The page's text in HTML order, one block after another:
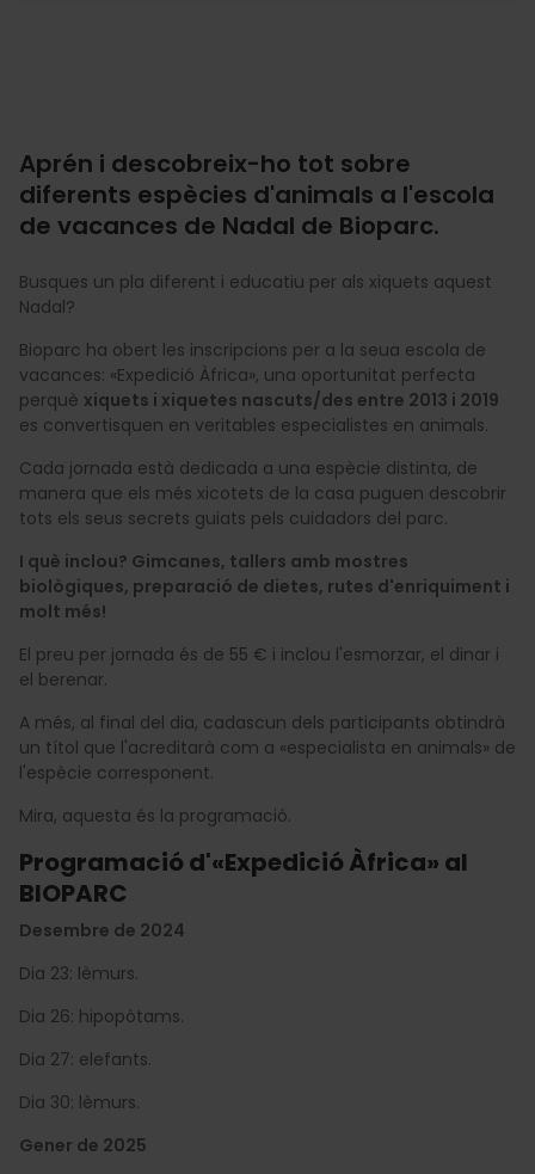
Aprén i descobreix-ho tot sobre
diferents espècies d'animals a l'escola
de vacances de Nadal de Bioparc.
Busques un pla diferent i educatiu per als xiquets aquest
Nadal?
Bioparc ha obert les inscripcions per a la seua escola de
vacances: «Expedició Àfrica», una oportunitat perfecta
perquè xiquets i xiquetes nascuts/des entre 2013 i 2019
es convertisquen en veritables especialistes en animals.
Cada jornada està dedicada a una espècie distinta, de
manera que els més xicotets de la casa puguen descobrir
tots els seus secrets guiats pels cuidadors del parc.
I què inclou? Gimcanes, tallers amb mostres
biològiques, preparació de dietes, rutes d'enriquiment i
molt més!
El preu per jornada és de 55 € i inclou l'esmorzar, el dinar i
el berenar.
A més, al final del dia, cadascun dels participants obtindrà
un títol que l'acreditarà com a «especialista en animals» de
l'espècie corresponent.
Mira, aquesta és la programació.
Programació d'«Expedició Àfrica» al
BIOPARC
Desembre de 2024
Dia 23: lèmurs.
Dia 26: hipopòtams.
Dia 27: elefants.
Dia 30: lèmurs.
Gener de 2025